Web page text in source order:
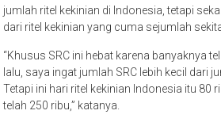
jumlah ritel kekinian di Indonesia, tetapi
dari ritel kekinian yang cuma sejumlah
“Khusus SRC ini hebat karena banyaknya
lalu, saya ingat jumlah SRC lebih kecil dari
Tetapi ini hari ritel kekinian Indonesia itu 80
telah 250 ribu,” katanya.